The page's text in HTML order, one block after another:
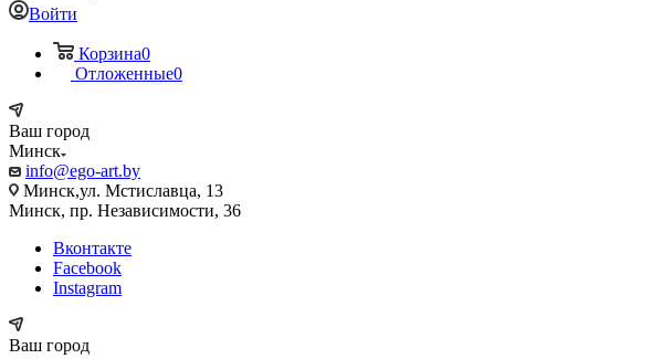
Войти
Корзина0
Отложенные0
Ваш город
Минск
info@ego-art.by
Минск,ул. Мстиславца, 13
Минск, пр. Независимости, 36
Вконтакте
Facebook
Instagram
Ваш город